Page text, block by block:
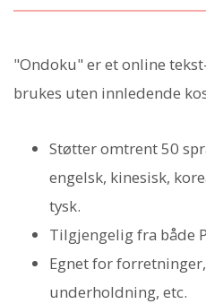
"Ondoku" er et online
brukes uten innledende
Støtter omtrent 50
engelsk, kinesisk,
tysk.
Tilgjengelig fra både
Egnet for
underholdning, etc.